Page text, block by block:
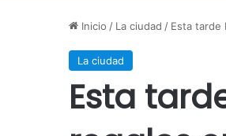
Inicio / La ciudad / Esta tarde
La ciudad
Esta